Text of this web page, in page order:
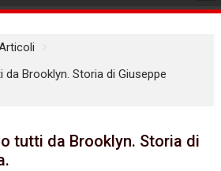
Brooklyn. Storia di Giuseppe
tutti da Brooklyn. Storia di